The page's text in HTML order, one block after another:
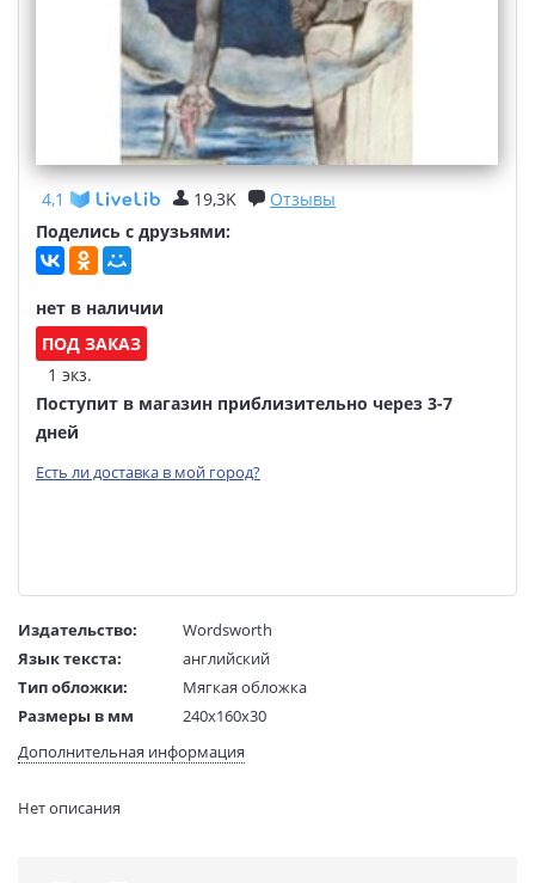
4,1 19,3K
Отзывы
Поделись с друзьями:
нет в наличии
ПОД ЗАКАЗ
1 экз.
Поступит в магазин приблизительно через 3-7
дней
Есть ли доставка в мой город?
Издательство:
Wordsworth
Язык текста:
английский
Тип обложки:
Мягкая обложка
Размеры в мм
240x160x30
Вес:
500 гр.
Код товара:
Дополнительная информация
Нет описания